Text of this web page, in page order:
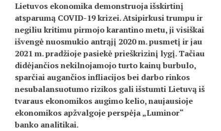
Lietuvos ekonomika demonstruoja išskirtinį
atsparumą COVID-19 krizei. Atsipirkusi trumpu ir
negiliu kritimu pirmojo karantino metu, ji visiškai
išvengė nuosmukio antrąjį 2020 m. pusmetį ir jau
2021 m. pradžioje pasiekė prieškrizinį lygį. Tačiau
didėjančios nekilnojamojo turto kainų burbulo,
sparčiai augančios infliacijos bei darbo rinkos
nesubalansuotumo rizikos gali išstumti Lietuvą iš
tvaraus ekonomikos augimo kelio, naujausioje
ekonomikos apžvalgoje perspėja „Luminor“
banko analitikai.